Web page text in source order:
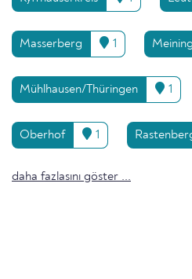
Masserberg 1
Mühlhausen/Thüringen 1
Oberhof 1
daha fazlasını göster ...